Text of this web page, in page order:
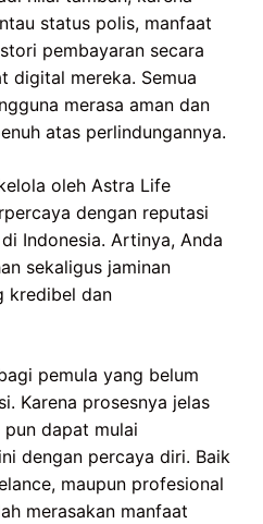
status polis, manfaat
pembayaran secara
digital mereka. Semua
merasa aman dan
atas perlindungannya.
oleh Astra Life
dengan reputasi
Indonesia. Artinya, Anda
sekaligus jaminan
kredibel dan
pemula yang belum
Karena prosesnya jelas
dapat mulai
dengan percaya diri. Baik
maupun profesional
merasakan manfaat